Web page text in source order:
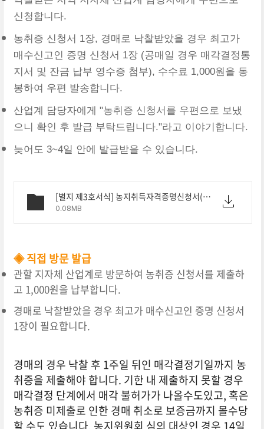
신청합니다.
농취증 신청서 1장, 경매로 낙찰받았을 경우 최고가
매수신고인 증명 신청서 1장 (공매일 경우 매각결정통
지서 및 잔금 납부 영수증 첨부), 수수료 1,000원을 동
봉하여 우편 발송합니다.
산업계 담당자에게 "농취증 신청서를 우편으로 보냈
으니 확인 후 발급 부탁드립니다."라고 이야기합니다.
늦어도 3~4일 안에 발급받을 수 있습니다.
[별지 제3호서식] 농지취득자격증명신청서(농지법 시행규칙).pdf
0.08MB
◈ 직접 방문 발급
관할 지자체 산업계로 방문하여 농취증 신청서를 제출하
고 1,000원을 납부합니다.
경매로 낙찰받았을 경우 최고가 매수신고인 증명 신청서
1장이 필요합니다.
경매의 경우 낙찰 후 1주일 뒤인 매각결정기일까지 농
취증을 제출해야 합니다. 기한 내 제출하지 못할 경우
매각결정 단계에서 매각 불허가가 나올수도있고, 혹은
농취증 미제출로 인한 경매 취소로 보증금까지 몰수당